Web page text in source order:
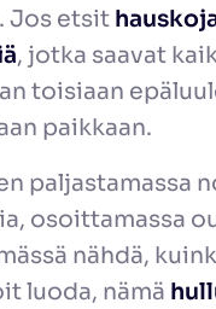
Jos etsit
, jotka saavat
toisiaan
paikkaan.
paljastamassa
osoittamassa
nähdä,
luoda, nämä